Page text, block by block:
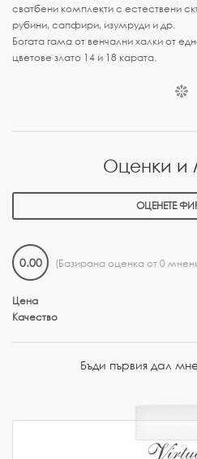
сватбени комплекти с естествени
рубини, сапфири, изумруди и др.
Богата гама от венчални халки от
цветове злато 14 и 18 карата.
Оценки и
ОЦЕНЕТЕ
0.00 (Базирана оценка от 0
Цена
Качество
Бъди първия дал